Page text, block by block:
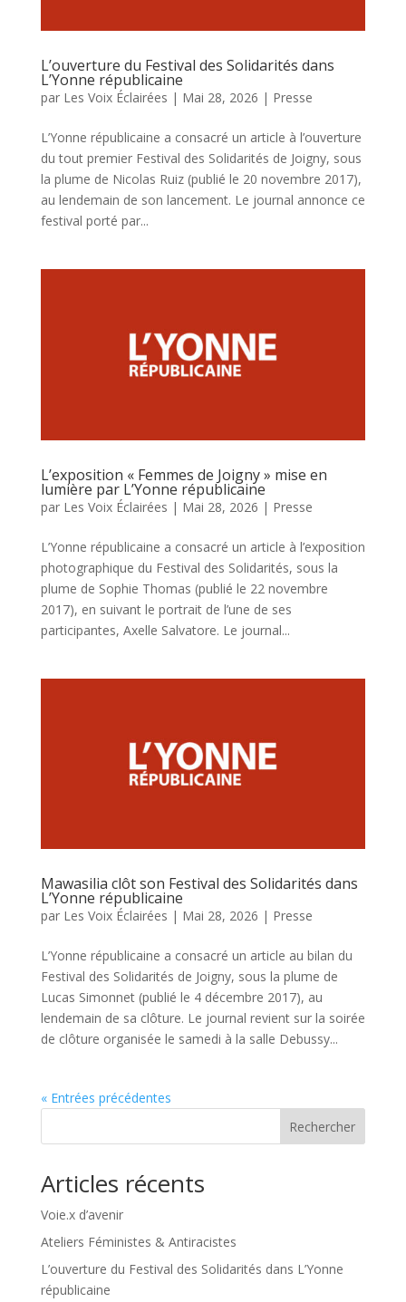
L’ouverture du Festival des Solidarités dans
L’Yonne républicaine
par Les Voix Éclairées | Mai 28, 2026 | Presse
L’Yonne républicaine a consacré un article à l’ouverture
du tout premier Festival des Solidarités de Joigny, sous
la plume de Nicolas Ruiz (publié le 20 novembre 2017),
au lendemain de son lancement. Le journal annonce ce
festival porté par...
L’exposition « Femmes de Joigny » mise en
lumière par L’Yonne républicaine
par Les Voix Éclairées | Mai 28, 2026 | Presse
L’Yonne républicaine a consacré un article à l’exposition
photographique du Festival des Solidarités, sous la
plume de Sophie Thomas (publié le 22 novembre
2017), en suivant le portrait de l’une de ses
participantes, Axelle Salvatore. Le journal...
Mawasilia clôt son Festival des Solidarités dans
L’Yonne républicaine
par Les Voix Éclairées | Mai 28, 2026 | Presse
L’Yonne républicaine a consacré un article au bilan du
Festival des Solidarités de Joigny, sous la plume de
Lucas Simonnet (publié le 4 décembre 2017), au
lendemain de sa clôture. Le journal revient sur la soirée
de clôture organisée le samedi à la salle Debussy...
« Entrées précédentes
Rechercher
Articles récents
Voie.x d’avenir
Ateliers Féministes & Antiracistes
L’ouverture du Festival des Solidarités dans L’Yonne
républicaine